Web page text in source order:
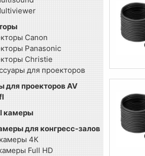
Canon
Panasonic
Christie
для проекторов
для проекторов AV
камеры
для конгресс-залов
4К
Full HD